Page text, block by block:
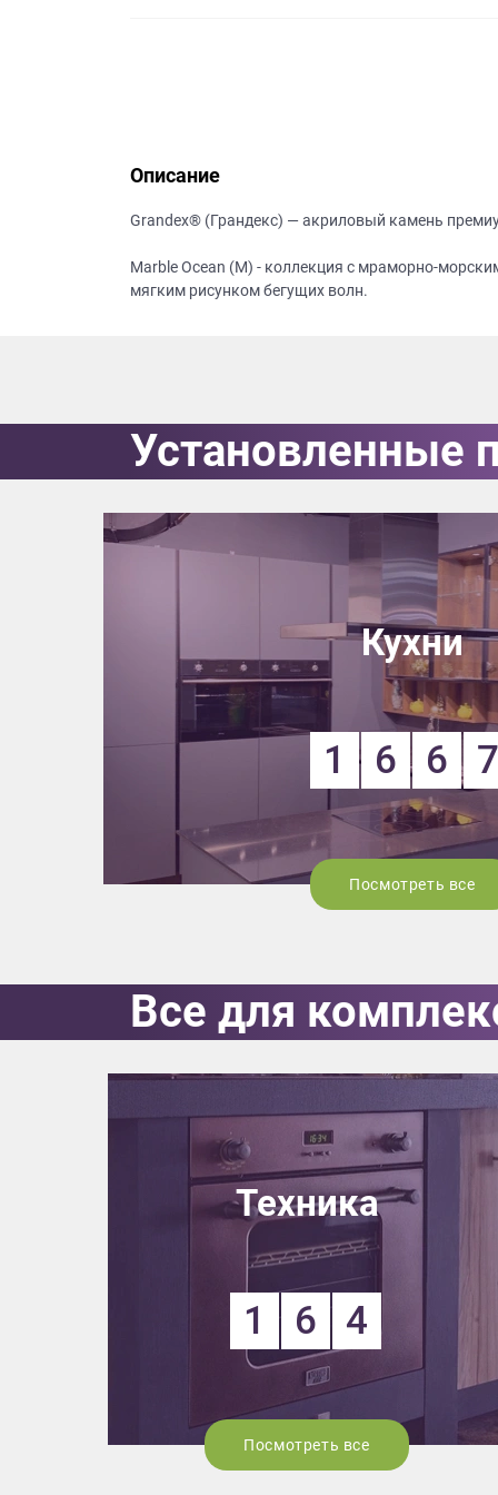
Описание
Grandex® (Грандекс) — акриловый камень
Marble Ocean (M) - коллекция с мраморно-
мягким рисунком бегущих волн.
Установленные
Кухни
1 6 6 7
Посмотреть все
Все для
Техника
1 6 4
Посмотреть все
с